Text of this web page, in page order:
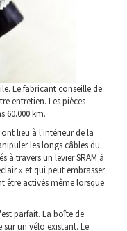
Le fabricant conseille de
entretien. Les pièces
60.000 km.
lieu à l'intérieur de la
les longs câbles du
à travers un levier SRAM à
» et qui peut embrasser
être activés même lorsque
parfait. La boîte de
sur un vélo existant. Le